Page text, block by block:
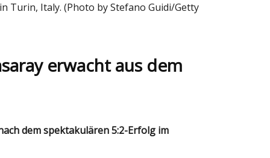
Turin, Italy. (Photo by Stefano Guidi/Getty
erwacht aus dem